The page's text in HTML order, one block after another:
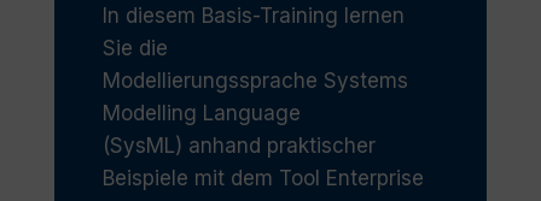
In diesem Basis-Training lernen
Sie die
Modellierungssprache Systems
Modelling Language
(SysML) anhand praktischer
Beispiele mit dem Tool Enterprise